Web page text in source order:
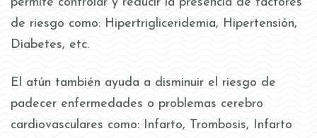
de riesgo como: Hipertrigliceridemia, Hipertensión,
Diabetes, etc.
El atún también ayuda a disminuir el riesgo de
padecer enfermedades o problemas cerebro
cardiovasculares como: Infarto, Trombosis, Infarto